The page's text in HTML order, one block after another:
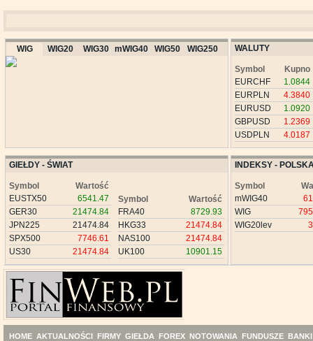
WIG WIG20 WIG30 mWIG40 WIG50 WIG250 WALUTY
Symbol
Kupno
EURCHF
1.0844
EURPLN
4.3840
EURUSD
1.0920
GBPUSD
1.2369
USDPLN
4.0187
GIEŁDY - ŚWIAT
Symbol
Wartość
EUSTX50
6541.47
GER30
21474.84
JPN225
21474.84
SPX500
7746.61
US30
21474.84
Symbol
Wartość
FRA40
8729.93
HKG33
21474.84
NAS100
21474.84
UK100
10901.15
INDEKSY -
Symbol
mWIG40
WIG
WIG20lev
HOME AKTUALNOŚCI FIRMY GIEŁDA FOREX NOTOWANIA FUNDUSZE BANKI